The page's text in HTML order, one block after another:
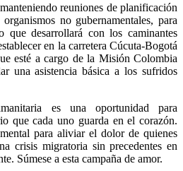
reuniones de planificación
no gubernamentales, para
que desarrollará con los caminantes
en la carretera Cúcuta-Bogotá
esté a cargo de la Misión Colombia
una asistencia básica a los sufridos
es una oportunidad para
que cada uno guarda en el corazón.
para aliviar el dolor de quienes
crisis migratoria sin precedentes en
Súmese a esta campaña de amor.